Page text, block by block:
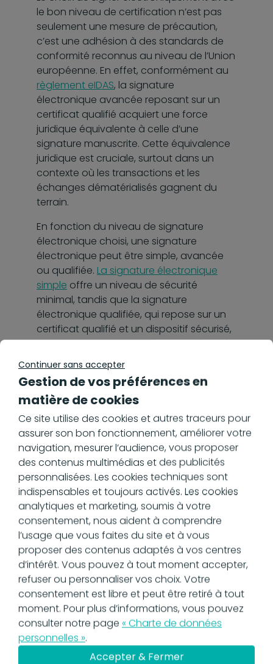
le bon niveau de certification n’est pas
seulement une mesure de précaution,
c’est une adhésion à des standards de
conformité reconnus au niveau de l’Union
européenne. En effet, conformément au
règlement eIDAS, la signature
électronique avancée reposant sur un
certificat qualifié acquiert une force
juridique équivalente à celle d’une
signature manuscrite. Cette équivalence
juridique est cruciale, surtout dans un
contexte où les transactions et les
échanges dématérialisés gagnent du
terrain.
En fonction du niveau de signature
électronique choisi, une signature
électronique peut être simple, avancée
ou qualifiée. La signature électronique
simple offre un niveau de sécurité
minimal, tandis que la signature
électronique qualifiée, qui repose sur un
certificat qualifié et un dispositif sécurisé,
est la plus robuste en termes de sécurité
et de reconnaissance juridique.
De plus, cette conformité aux normes
européennes facilite l’interopérabilité des
signatures électroniques à l’international,
permettant aux entreprises de mener des
affaires avec une confiance accrue, quel
que soit leur lieu d’opération.
Adopter une signature avec certificat
qualifié, c’est donc choisir une voie
pérenne, alignée sur les directives de
l’Union européenne, garantissant
l’intégrité des données, la sécurité des
transactions, mais aussi leur
reconnaissance légale à travers les
frontières. C’est un gage de confiance et
de sérieux dans un environnement
numérique en perpétuelle mutation,
offrant une assurance supplémentaire
contre les risques de fraude et de
contestation.
Continuer sans accepter
Gestion de vos préférences en
matière de cookies
Ce site utilise des cookies et autres traceurs pour
assurer son bon fonctionnement, améliorer votre
navigation, mesurer l’audience, vous proposer
des contenus multimédias et des publicités
personnalisées. Les cookies techniques sont
indispensables et toujours activés. Les cookies
analytiques et marketing, soumis à votre
consentement, nous aident à comprendre
l’usage que vous faites du site et à vous
proposer des contenus adaptés à vos centres
d’intérêt. Vous pouvez à tout moment accepter,
refuser ou personnaliser vos choix. Votre
consentement est libre et peut être retiré à tout
moment. Pour plus d’informations, vous pouvez
consulter notre page « Charte de données
personnelles ».
Accepter & Fermer